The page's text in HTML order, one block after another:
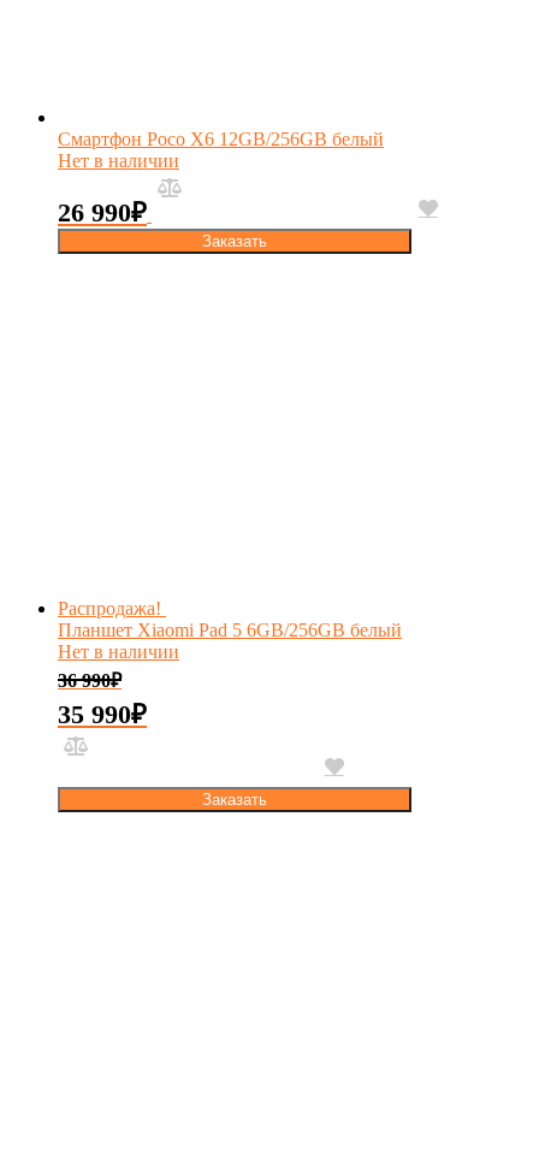
Смартфон Poco X6 12GB/256GB белый
Нет в наличии
26 990₽
Заказать
Распродажа!
Планшет Xiaomi Pad 5 6GB/256GB белый
Нет в наличии
36 990₽
35 990₽
Заказать